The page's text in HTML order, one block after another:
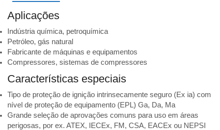
código
quantidade
Aplicações
Indústria química, petroquímica
Petróleo, gás natural
Fabricante de máquinas e equipamentos
Compressores, sistemas de compressores
Características especiais
Tipo de proteção de ignição intrinsecamente seguro (Ex ia) com
nível de proteção de equipamento (EPL) Ga, Da, Ma
Grande seleção de aprovações comuns para uso em áreas
perigosas, por ex. ATEX, IECEx, FM, CSA, EACEx ou NEPSI